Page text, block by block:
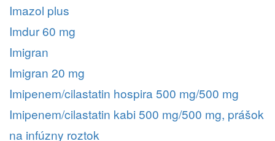
Imazol plus
Imdur 60 mg
Imigran
Imigran 20 mg
Imipenem/cilastatin hospira 500 mg/500 mg
Imipenem/cilastatin kabi 500 mg/500 mg, prášok
na infúzny roztok